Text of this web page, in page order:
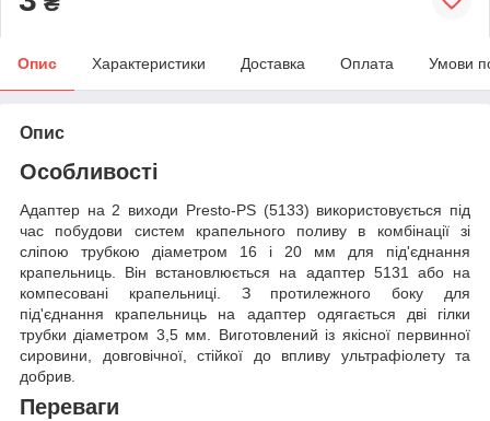
Опис Характеристики Доставка Оплата Умови
Опис
Особливості
Адаптер на 2 виходи Presto-PS (5133) використовується під
час побудови систем крапельного поливу в комбінації зі
сліпою трубкою діаметром 16 і 20 мм для під'єднання
крапельниць. Він встановлюється на адаптер 5131 або на
компесовані крапельниці. З протилежного боку для
під'єднання крапельниць на адаптер одягається дві гілки
трубки діаметром 3,5 мм. Виготовлений із якісної первинної
сировини, довговічної, стійкої до впливу ультрафіолету та
добрив.
Переваги